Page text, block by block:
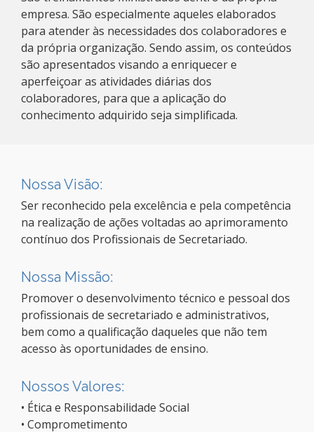
empresa. São especialmente aqueles elaborados
para atender às necessidades dos colaboradores e
da própria organização. Sendo assim, os conteúdos
são apresentados visando a enriquecer e
aperfeiçoar as atividades diárias dos
colaboradores, para que a aplicação do
conhecimento adquirido seja simplificada.
Nossa Visão:
Ser reconhecido pela excelência e pela competência
na realização de ações voltadas ao aprimoramento
contínuo dos Profissionais de Secretariado.
Nossa Missão:
Promover o desenvolvimento técnico e pessoal dos
profissionais de secretariado e administrativos,
bem como a qualificação daqueles que não tem
acesso às oportunidades de ensino.
Nossos Valores:
• Ética e Responsabilidade Social
• Comprometimento